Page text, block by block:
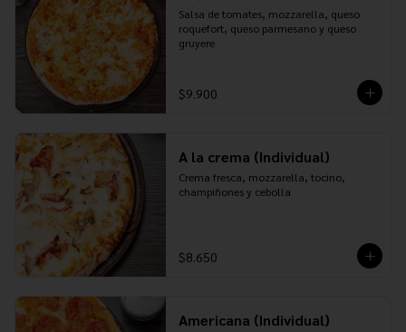
Salsa de tomates, mozzarella, queso
roquefort, queso parmesano y queso
gruyere
$9.900
A la crema (Individual)
Crema fresca, mozzarella, tocino,
champiñones y cebolla
$8.650
Americana (Individual)